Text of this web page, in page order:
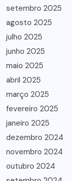
setembro 2025
agosto 2025
julho 2025
junho 2025
maio 2025
abril 2025
março 2025
fevereiro 2025
janeiro 2025
dezembro 2024
novembro 2024
outubro 2024